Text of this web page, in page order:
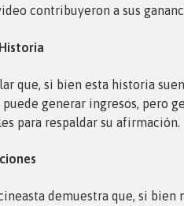
contribuyeron a sus
que, si bien esta historia
generar ingresos, pero
para respaldar su afirmación.
demuestra que, si